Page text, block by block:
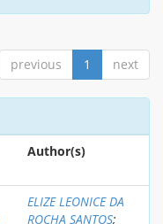
previous 1 next
Author(s)
ELIZE LEONICE DA
ROCHA SANTOS;